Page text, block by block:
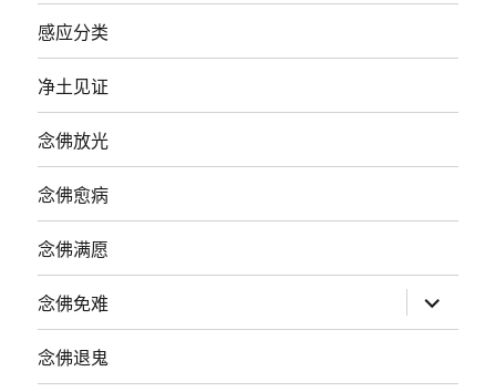
感应分类
净土见证
念佛放光
念佛愈病
念佛满愿
念佛免难 展
开
子
念佛退鬼